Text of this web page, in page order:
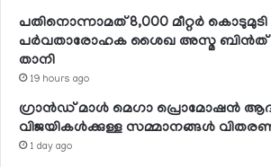
പതിനൊന്നാമത് 8,000 മീറ്റര്‍ കൊടുമുടി
പര്‍വതാരോഹക ശൈഖ അസ്മ ബിന്‍ത്
താനി
19 hours ago
ഗ്രാന്‍ഡ് മാള്‍ മെഗാ പ്രൊമോഷന്‍
വിജയികള്‍ക്കുള്ള സമ്മാനങ്ങള്‍
1 day ago